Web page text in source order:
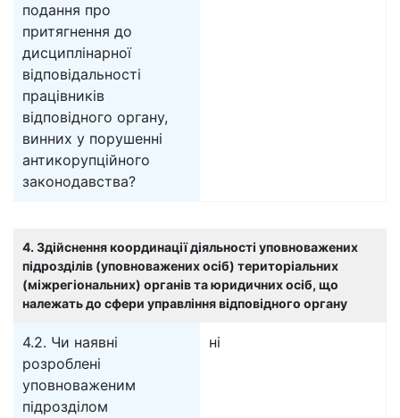
подання про
притягнення до
дисциплінарної
відповідальності
працівників
відповідного органу,
винних у порушенні
антикорупційного
законодавства?
4. Здійснення координації діяльності уповноважених
підрозділів (уповноважених осіб) територіальних
(міжрегіональних) органів та юридичних осіб, що
належать до сфери управління відповідного органу
4.2. Чи наявні
розроблені
уповноваженим
підрозділом
ні